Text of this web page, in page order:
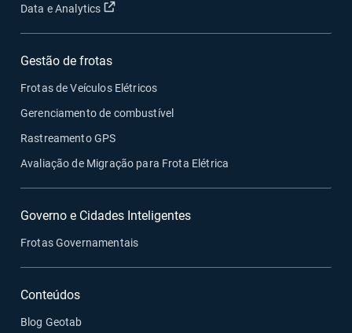
Data e Analytics Abrir em uma nova janela
Gestão de frotas
Frotas de Veículos Elétricos
Gerenciamento de combustível
Rastreamento GPS
Avaliação de Migração para Frota Elétrica
Governo e Cidades Inteligentes
Frotas Governamentais
Conteúdos
Blog Geotab